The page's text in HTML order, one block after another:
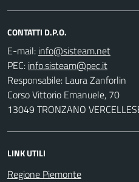
CONTATTI D.P.O.
E-mail:
PEC:
Responsabile: Laura Zanforlin
Corso Vittorio Emanuele, 70
13049 TRONZANO
LINK UTILI
Regione Piemonte